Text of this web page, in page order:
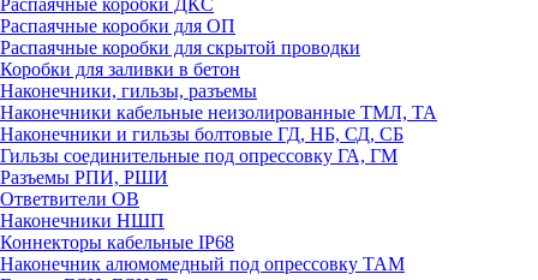
Распаячные коробки ДКС
Распаячные коробки для ОП
Распаячные коробки для скрытой проводки
Коробки для заливки в бетон
Наконечники, гильзы, разъемы
Наконечники кабельные неизолированные ТМЛ, ТА
Наконечники и гильзы болтовые ГД, НБ, СД, СБ
Гильзы соединительные под опрессовку ГА, ГМ
Разъемы РПИ, РШИ
Ответвители ОВ
Наконечники НШП
Коннекторы кабельные IP68
Наконечник алюмомедный под опрессовку ТАМ